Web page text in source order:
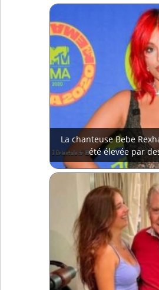
La chanteuse Bebe
été élevée par